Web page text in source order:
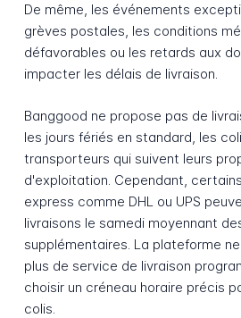
De même, les événements
grèves postales, les conditions
défavorables ou les retards aux
impacter les délais de livraison.
Banggood ne propose pas de
les jours fériés en standard, les
transporteurs qui suivent leurs
d'exploitation. Cependant,
express comme DHL ou UPS
livraisons le samedi moyennant
supplémentaires. La plateforme
plus de service de livraison
choisir un créneau horaire précis
colis.